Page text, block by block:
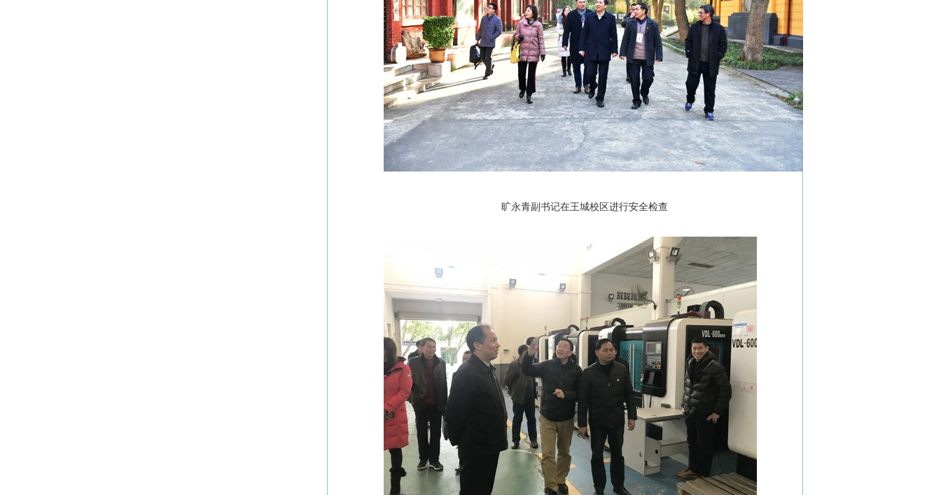
旷永青副书记在王城校区进行安全检查